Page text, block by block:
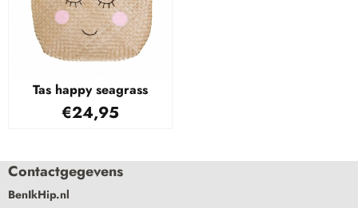
Tas happy seagrass
€24,95
Contactgegevens
BenIkHip.nl